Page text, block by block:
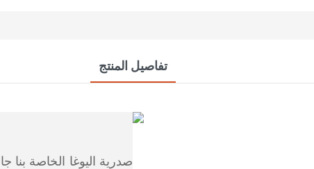
تفاصيل المنتج
صدرية اليوغا الخاصة